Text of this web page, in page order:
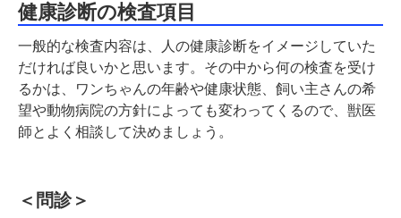
健康診断の検査項目
一般的な検査内容は、人の健康診断をイメージしていた
だければ良いかと思います。その中から何の検査を受け
るかは、ワンちゃんの年齢や健康状態、飼い主さんの希
望や動物病院の方針によっても変わってくるので、獣医
師とよく相談して決めましょう。
＜問診＞